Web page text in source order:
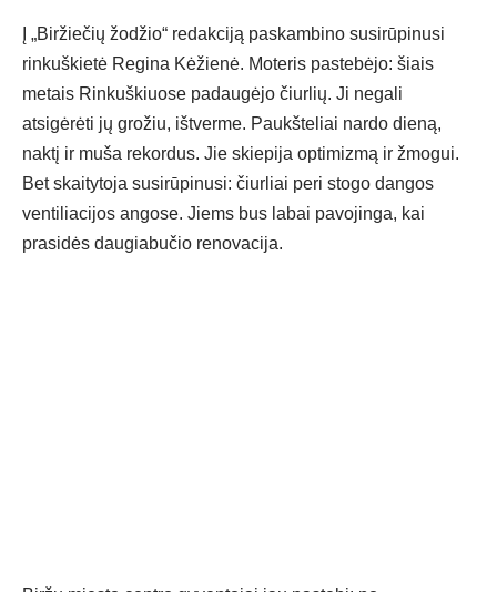
Į „Biržiečių žodžio“ redakciją paskambino susirūpinusi
rinkuškietė Regina Kėžienė. Moteris pastebėjo: šiais
metais Rinkuškiuose padaugėjo čiurlių. Ji negali
atsigėrėti jų grožiu, ištverme. Paukšteliai nardo dieną,
naktį ir muša rekordus. Jie skiepija optimizmą ir žmogui.
Bet skaitytoja susirūpinusi: čiurliai peri stogo dangos
ventiliacijos angose. Jiems bus labai pavojinga, kai
prasidės daugiabučio renovacija.